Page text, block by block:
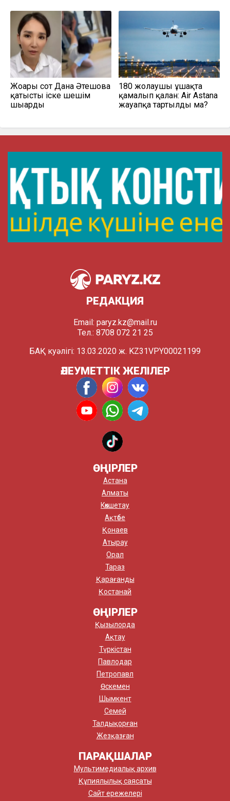
Жоғарғы сот Дана Әтешова
қатысты іске шешім
шығарды
180 жолаушы ұшақта
қамалып қалған: Air Astana
жауапқа тартылды ма?
РЕДАКЦИЯ
Email: paryz.kz@mail.ru
Тел.: 8708 072 21 25
БАҚ куәлігі: 13.03.2020 ж. KZ31VPY00021199
ӘЛЕУМЕТТІК ЖЕЛІЛЕР
ӨҢІРЛЕР
Астана
Алматы
Көкшетау
Ақтөбе
Қонаев
Атырау
Орал
Тараз
Қарағанды
Қостанай
ӨҢІРЛЕР
Қызылорда
Ақтау
Түркістан
Павлодар
Петропавл
Өскемен
Шымкент
Семей
Талдықорған
Жезқазған
ПАРАҚШАЛАР
Мультимедиалық архив
Құпиялылық саясаты
Сайт ережелері